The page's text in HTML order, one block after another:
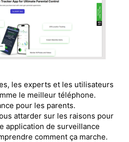
les experts et les utilisateurs
le meilleur téléphone.
pour les parents.
attarder sur les raisons pour
application de surveillance
comment ça marche.